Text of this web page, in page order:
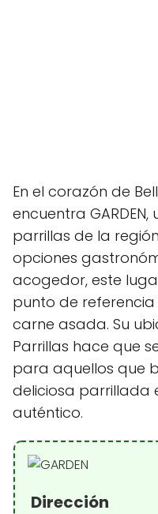
En el corazón de
encuentra
parrillas de la
opciones
acogedor, este
punto de
carne asada. Su
Parrillas hace que
para aquellos que
deliciosa parrillada
auténtico.
Dirección